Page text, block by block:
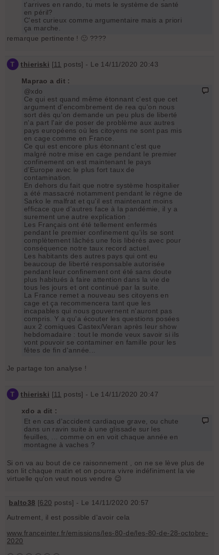
t'arrives en rando, tu mets le système de santé
en péril?
C'est curieux comme argumentaire mais a priori
ça marche.
remarque pertinente ! 🙂 ????
T thieriski [11 posts] - Le 14/11/2020 20:43
Maprao a dit :
@xdo
Ce qui est quand même étonnant c'est que cet
argument d'encombrement de rea qu'on nous
sort dès qu'on demande un peu plus de liberté
n'a part l'air de poser de problème aux autres
pays européens où les citoyens ne sont pas mis
en cage comme en France.
Ce qui est encore plus étonnant c'est que
malgré notre mise en cage pendant le premier
confinement on est maintenant le pays
d’Europe avec le plus fort taux de
contamination.
En dehors du fait que notre système hospitalier
a été massacré notamment pendant le règne de
Sarko le malfrat et qu'il est maintenant moins
efficace que d'autres face à la pandémie, il y a
surement une autre explication :
Les Français ont été tellement enfermés
pendant le premier confinement qu'ils se sont
complètement lâchés une fois libérés avec pour
conséquence notre taux record actuel.
Les habitants des autres pays qui ont eu
beaucoup de liberté responsable autorisée
pendant leur confinement ont été sans doute
plus habitués à faire attention dans la vie de
tous les jours et ont continué par la suite.
La France remet a nouveau ses citoyens en
cage et ça recommencera tant que les
incapables qui nous gouvernent n'auront pas
compris. Y a qu'a écouter les questions posées
aux 2 comiques Castex/Veran après leur show
hebdomadaire : tout le monde veux savoir si ils
vont pouvoir se contaminer en famille pour les
fêtes de fin d'année...
Je partage ton analyse !
T thieriski [11 posts] - Le 14/11/2020 20:47
xdo a dit :
Et en cas d'accident cardiaque grave, ou chute
dans un ravin suite à une glissade sur les
feuilles, ... comme on en voit chaque année en
montagne à vaches ?
Si on va au bout de ce raisonnement , on ne se lève plus de
son lit chaque matin et on pourra vivre indéfiniment la vie
virtuelle qu'on veut nous vendre 😉
balto38 [620 posts] - Le 14/11/2020 20:57
Autrement, il est possible d'avoir cela
www.franceinter.fr/emissions/les-80-de/les-80-de-28-octobre-
2020